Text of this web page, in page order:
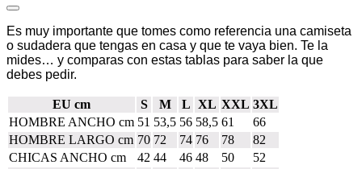
Es muy importante que tomes como referencia una camiseta
o sudadera que tengas en casa y que te vaya bien. Te la
mides… y comparas con estas tablas para saber la que
debes pedir.
EU cm S M L XL XXL 3XL
HOMBRE ANCHO cm 51 53,5 56 58,5 61
66
HOMBRE LARGO cm 70 72 74 76 78
82
CHICAS ANCHO cm
42 44 46 48 50
52